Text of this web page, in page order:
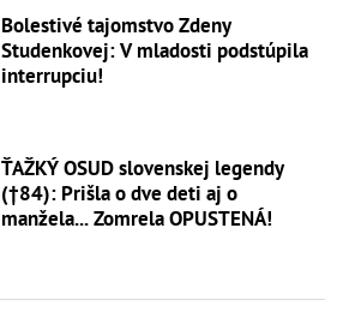
Bolestivé tajomstvo Zdeny
Studenkovej: V mladosti podstúpila
interrupciu!
ŤAŽKÝ OSUD slovenskej legendy
(†84): Prišla o dve deti aj o
manžela... Zomrela OPUSTENÁ!